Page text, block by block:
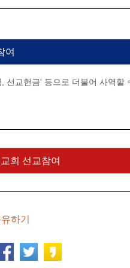
여
선교헌금' 등으로 더불어 사역할
회 선교참여
하기